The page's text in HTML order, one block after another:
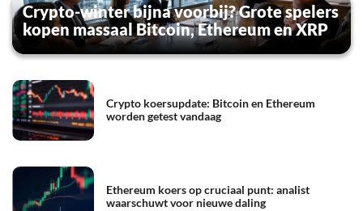
Crypto-winter bijna voorbij? Grote spelers
kopen massaal Bitcoin, Ethereum en XRP
Crypto koersupdate: Bitcoin en Ethereum
worden getest vandaag
Ethereum koers op cruciaal punt: analist
waarschuwt voor nieuwe daling